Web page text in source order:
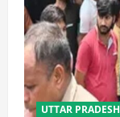
UTTAR PRADESH